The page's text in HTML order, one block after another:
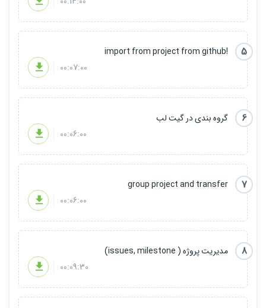
5
!import from project from github
00:07:00
6
گروه بندی در گیت لب
00:06:00
7
group project and transfer
00:06:00
8
مدیریت پروژه ( issues, milestone)
00:09:30